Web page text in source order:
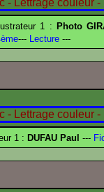
1 :
Photo
--- Lecture ---
1 : DUFAU Paul ---